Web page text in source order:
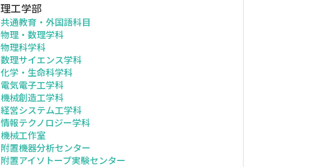
理工学部
共通教育・外国語科目
物理・数理学科
物理科学科
数理サイエンス学科
化学・生命科学科
電気電子工学科
機械創造工学科
経営システム工学科
情報テクノロジー学科
機械工作室
附置機器分析センター
附置アイソトープ実験センター